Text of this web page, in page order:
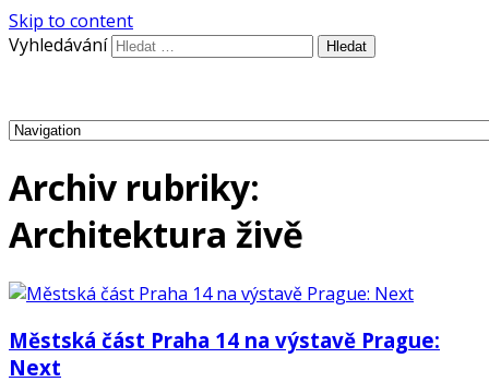
Skip to content
Vyhledávání
Archiv rubriky:
Architektura živě
Městská část Praha 14 na výstavě Prague:
Next